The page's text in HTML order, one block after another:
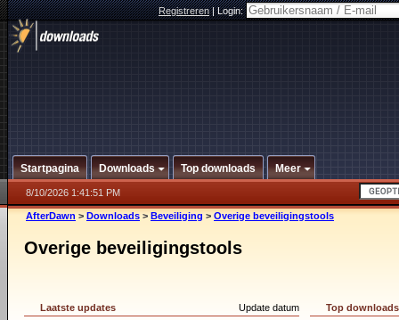
Registreren|Login:
Startpagina Downloads Top downloads Meer
8/10/2026 1:41:51 PM
AfterDawn > Downloads > Beveiliging > Overige beveiligingstools
Overige beveiligingstools
Update datum
Laatste updates
Top downloads